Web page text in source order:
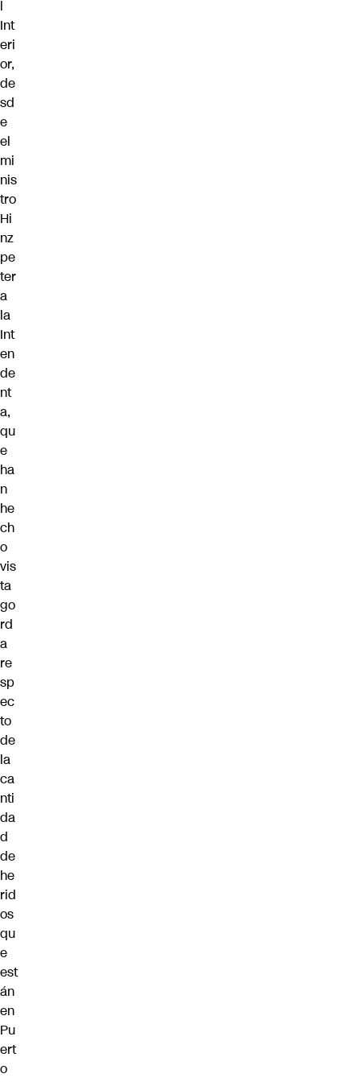
l
Int
eri
or,
de
sd
e
el
mi
nis
tro
Hi
nz
pe
ter
a
la
Int
en
de
nt
a,
qu
e
ha
n
he
ch
o
vis
ta
go
rd
a
re
sp
ec
to
de
la
ca
nti
da
d
de
he
rid
os
qu
e
est
án
en
Pu
ert
o